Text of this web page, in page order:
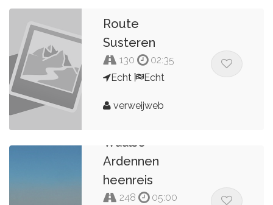
Route
Susteren
130
02:35
Echt
Echt
verweijweb
Waalse
Ardennen
heenreis
248
05:00